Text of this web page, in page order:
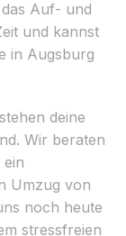
Auf- und
und kannst
in Augsburg
deine
Wir beraten
Umzug von
noch heute
stressfreien